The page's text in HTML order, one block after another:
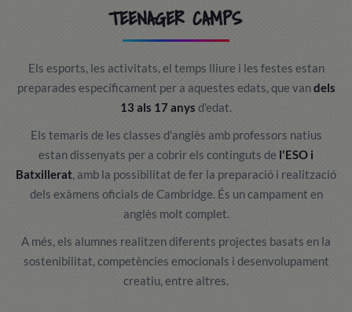
TEENAGER CAMPS
Els esports, les activitats, el temps lliure i les festes estan
preparades específicament per a aquestes edats, que vandels
13 als 17 anys d'edat.
Els temaris de les classes d'anglès amb professors natius
estan dissenyats per a cobrir els continguts de l'ESO i
Batxillerat, amb la possibilitat de fer la preparació i realització
dels exàmens oficials de Cambridge. És un campament en
anglès molt complet.
A més, els alumnes realitzen diferents projectes basats en la
sostenibilitat, competències emocionals i desenvolupament
creatiu, entre altres.